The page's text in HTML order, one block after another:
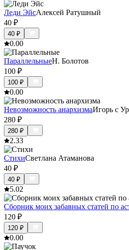
Леди ЭйсАлексей Ратушный
40 ₽
40 ₽
0.00
ПараллельныеН. Болотов
100 ₽
100 ₽
0.00
Невозможность анархизмаИгорь c
280 ₽
280 ₽
2.33
СтихиСветлана Атаманова
40 ₽
40 ₽
5.02
Сборник моих забавных статей по
120 ₽
120 ₽
0.00